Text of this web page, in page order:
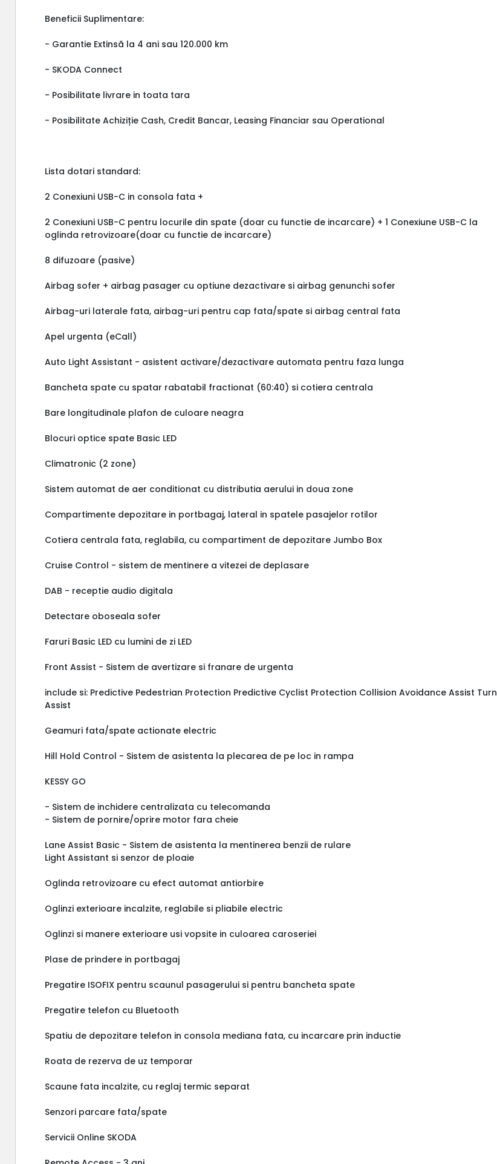
Beneficii Suplimentare:
- Garantie Extinsă la 4 ani sau 120.000 km
- SKODA Connect
- Posibilitate livrare in toata tara
- Posibilitate Achiziție Cash, Credit Bancar, Leasing Financiar sau Operational
Lista dotari standard:
2 Conexiuni USB-C in consola fata +
2 Conexiuni USB-C pentru locurile din spate (doar cu functie de incarcare) + 1 Conexiune USB-C la
oglinda retrovizoare(doar cu functie de incarcare)
8 difuzoare (pasive)
Airbag sofer + airbag pasager cu optiune dezactivare si airbag genunchi sofer
Airbag-uri laterale fata, airbag-uri pentru cap fata/spate si airbag central fata
Apel urgenta (eCall)
Auto Light Assistant - asistent activare/dezactivare automata pentru faza lunga
Bancheta spate cu spatar rabatabil fractionat (60:40) si cotiera centrala
Bare longitudinale plafon de culoare neagra
Blocuri optice spate Basic LED
Climatronic (2 zone)
Sistem automat de aer conditionat cu distributia aerului in doua zone
Compartimente depozitare in portbagaj, lateral in spatele pasajelor rotilor
Cotiera centrala fata, reglabila, cu compartiment de depozitare Jumbo Box
Cruise Control - sistem de mentinere a vitezei de deplasare
DAB - receptie audio digitala
Detectare oboseala sofer
Faruri Basic LED cu lumini de zi LED
Front Assist - Sistem de avertizare si franare de urgenta
include si: Predictive Pedestrian Protection Predictive Cyclist Protection Collision Avoidance Assist Turn
Assist
Geamuri fata/spate actionate electric
Hill Hold Control - Sistem de asistenta la plecarea de pe loc in rampa
KESSY GO
- Sistem de inchidere centralizata cu telecomanda
- Sistem de pornire/oprire motor fara cheie
Lane Assist Basic - Sistem de asistenta la mentinerea benzii de rulare
Light Assistant si senzor de ploaie
Oglinda retrovizoare cu efect automat antiorbire
Oglinzi exterioare incalzite, reglabile si pliabile electric
Oglinzi si manere exterioare usi vopsite in culoarea caroseriei
Plase de prindere in portbagaj
Pregatire ISOFIX pentru scaunul pasagerului si pentru bancheta spate
Pregatire telefon cu Bluetooth
Spatiu de depozitare telefon in consola mediana fata, cu incarcare prin inductie
Roata de rezerva de uz temporar
Scaune fata incalzite, cu reglaj termic separat
Senzori parcare fata/spate
Servicii Online SKODA